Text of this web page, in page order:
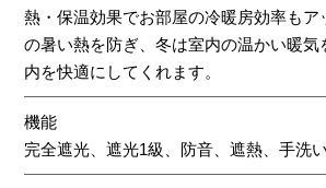
熱・保温効果でお部屋の冷暖房効率もア
の暑い熱を防ぎ、冬は室内の温かい暖気
内を快適にしてくれます。
機能
完全遮光、遮光1級、防音、遮熱、手洗